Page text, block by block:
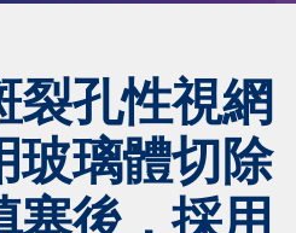
裂孔性視網
玻璃體切除